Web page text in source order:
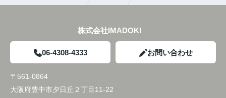
株式会社IMADOKI
06-4308-4333 お問い合わせ
〒561-0864
大阪府豊中市夕日丘２丁目11-22